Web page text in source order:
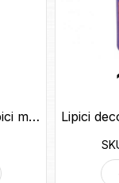
Lipici decor cu sclipici metallic Maxi tub 60ml.roz MX61773